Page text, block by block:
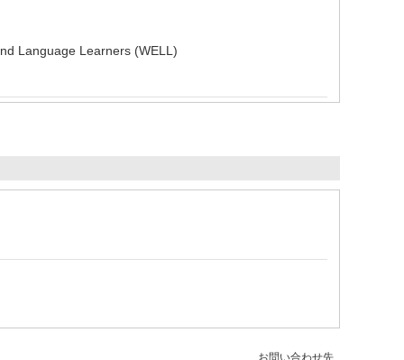
Language Learners (WELL)
お問い合わせ先